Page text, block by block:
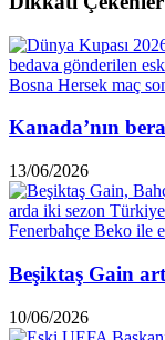
Kanada’nın
13/06/2026
Beşiktaş Gain
10/06/2026